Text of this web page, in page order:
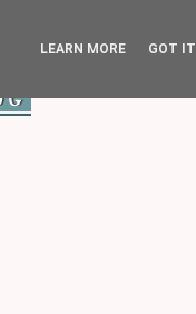
LEARN MORE GOT IT